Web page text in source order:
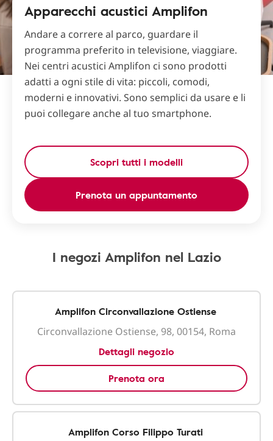
Apparecchi acustici Amplifon
Andare a correre al parco, guardare il
programma preferito in televisione, viaggiare.
Nei centri acustici Amplifon ci sono prodotti
adatti a ogni stile di vita: piccoli, comodi,
moderni e innovativi. Sono semplici da usare e li
puoi collegare anche al tuo smartphone.
Scopri tutti i modelli
Prenota un appuntamento
I negozi Amplifon nel Lazio
Amplifon Circonvallazione Ostiense
Circonvallazione Ostiense, 98, 00154, Roma
Dettagli negozio
Prenota ora
Amplifon Corso Filippo Turati